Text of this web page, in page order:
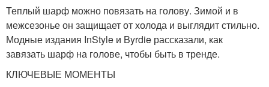
Теплый шарф можно повязать на голову. Зимой и в
межсезонье он защищает от холода и выглядит стильно.
Модные издания InStyle и Byrdie рассказали, как
завязать шарф на голове, чтобы быть в тренде.
КЛЮЧЕВЫЕ МОМЕНТЫ